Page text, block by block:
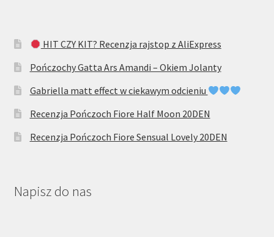
HIT CZY KIT? Recenzja rajstop z AliExpress
Pończochy Gatta Ars Amandi – Okiem Jolanty
Gabriella matt effect w ciekawym odcieniu
Recenzja Pończoch Fiore Half Moon 20DEN
Recenzja Pończoch Fiore Sensual Lovely 20DEN
Napisz do nas